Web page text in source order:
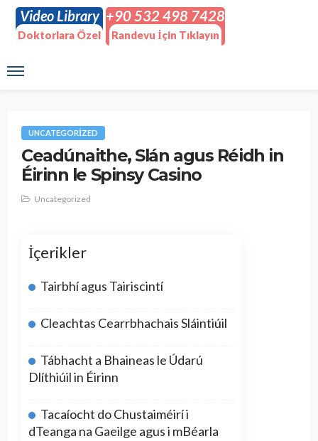
Video Library
Doktorlara Özel
+90 532 498 7428
Randevu İçin Tıklayın
UNCATEGORIZED
Ceadúnaithe, Slán agus Réidh in
Éirinn le Spinsy Casino
Uncategorized
İçerikler
Tairbhí agus Tairiscintí
Cleachtas Cearrbhachais Sláintiúil
Tábhacht a Bhaineas le Údarú
Dlíthiúil in Éirinn
Tacaíocht do Chustaiméirí i
dTeanga na Gaeilge agus i mBéarla